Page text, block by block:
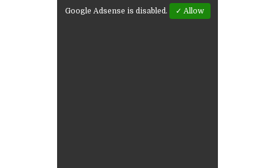
Google Adsense is disabled. ✓ Allow